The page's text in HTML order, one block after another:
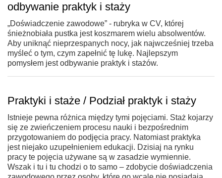
odbywanie praktyk i staży
„Doświadczenie zawodowe” - rubryka w CV, której
śnieżnobiała pustka jest koszmarem wielu absolwentów.
Aby uniknąć nieprzespanych nocy, jak najwcześniej trzeba
myśleć o tym, czym zapełnić tę lukę. Najlepszym
pomysłem jest odbywanie praktyk i stażów.
Praktyki i staże / Podział praktyk i staży
Istnieje pewna różnica między tymi pojęciami. Staż kojarzy
się ze zwieńczeniem procesu nauki i bezpośrednim
przygotowaniem do podjęcia pracy. Natomiast praktyka
jest niejako uzupełnieniem edukacji. Dzisiaj na rynku
pracy te pojęcia używane są w zasadzie wymiennie.
Wszak i tu i tu chodzi o to samo – zdobycie doświadczenia